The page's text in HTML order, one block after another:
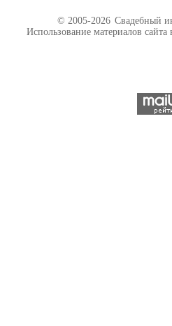
© 2005-2026 Свадебный
Использование материалов